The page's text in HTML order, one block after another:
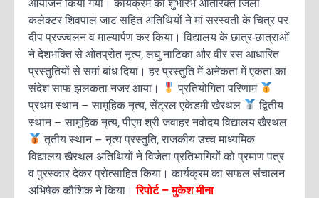
आयोजन किया गया। कार्यक्रम का शुभारंभ अतिरिक्त जिला
कलेक्टर शिवपाल जाट सहित अतिथियों ने मां सरस्वती के चित्र पर
दीप प्रज्ज्वलन व माल्यार्पण कर किया। विद्यालय के छात्र-छात्राओं
ने देशभक्ति से ओतप्रोत नृत्य, लघु नाटिका और वीर रस आधारित
प्रस्तुतियों से समां बांध दिया। हर प्रस्तुति में अनेकता में एकता का
संदेश साफ झलकता नजर आया।
प्रतियोगिता परिणाम
प्रथम स्थान – सामूहिक नृत्य, सेंट्रल एकेडमी खैरथल
द्वितीय
स्थान – सामूहिक नृत्य, पीएम श्री जवाहर नवोदय विद्यालय खैरथल
तृतीय स्थान – नृत्य प्रस्तुति, राजकीय उच्च माध्यमिक
विद्यालय खैरथल अतिथियों ने विजेता प्रतिभागियों को प्रमाण पत्र
व पुरस्कार देकर प्रोत्साहित किया। कार्यक्रम का सफल संचालन
अभिषेक कौशिक ने किया।रिपोर्ट – मुकेश मीना